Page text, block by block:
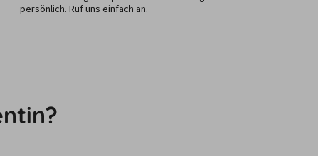
persönlich. Ruf uns einfach an.